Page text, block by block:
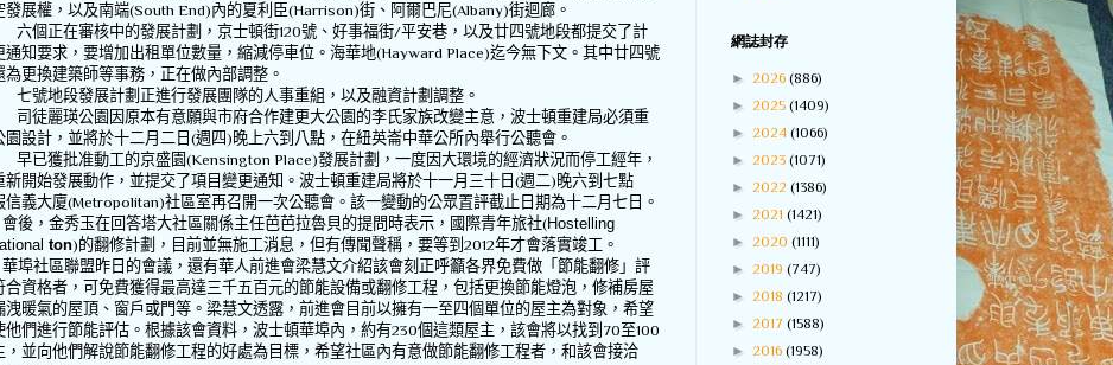
發展權，以及南端(South End)內的夏利臣(Harrison)街、阿爾巴尼(Albany)街迴廊。
六個正在審核中的發展計劃，京士頓街120號、好事福街/平安巷，以及廿四號地段都提交了計
通知要求，要增加出租單位數量，縮減停車位。海華地(Hayward Place)迄今無下文。其中廿四號
為更換建築師等事務，正在做內部調整。
七號地段發展計劃正進行發展團隊的人事重組，以及融資計劃調整。
司徒麗瑛公園因原本有意願與市府合作建更大公園的李氏家族改變主意，波士頓重建局必須重
園設計，並將於十二月二日 (週四) 晚上六到八點，在紐英崙中華公所內舉行公聽會。
早已獲批准動工的京盛園(Kensington Place)發展計劃，一度因大環境的經濟狀況而停工經年，
新開始發展動作，並提交了項目變更通知。波士頓重建局將於十一月三十日 (週二) 晚六到七點
信義大廈(Metropolitan)社區室再召開一次公聽會。該一變動的公眾置評截止日期為十二月七日。
會後，金秀玉在回答塔大社區關係主任芭芭拉魯貝的提問時表示，國際青年旅社(Hostelling
ton)的翻修計劃，目前並無施工消息，但有傳聞聲稱，要等到 2012年才會落實竣工。
華埠社區聯盟昨日的會議，還有華人前進會梁慧文介紹該會刻正呼籲各界免費做「節能翻修」評
合資格者，可免費獲得最高達三千五百元的節能設備或翻修工程，包括更換節能燈泡，修補房屋
洩暖氣的屋頂、窗戶或門等。梁慧文透露，前進會目前以擁有一至四個單位的屋主為對象，希望
他們進行節能評估。根據該會資料，波士頓華埠內，約有230個這類屋主，該會將以找到 70至100
，並向他們解說節能翻修工程的好處為目標，希望社區內有意做節能翻修工程者，和該會接洽
網誌封存
► 2026 (886)
► 2025 (1409)
► 2024 (1066)
► 2023 (1071)
► 2022 (1386)
► 2021 (1421)
► 2020 (1111)
► 2019 (747)
► 2018 (1217)
► 2017 (1588)
► 2016 (1958)